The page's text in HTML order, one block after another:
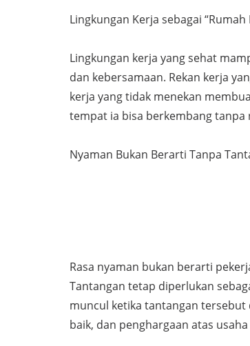
Lingkungan Kerja sebagai “Rumah
Lingkungan kerja yang sehat
dan kebersamaan. Rekan kerja
kerja yang tidak menekan
tempat ia bisa berkembang
Nyaman Bukan Berarti Tanpa
Rasa nyaman bukan berarti
Tantangan tetap diperlukan
muncul ketika tantangan
baik, dan penghargaan atas